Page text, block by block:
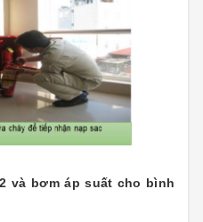
và bơm áp suất cho bình